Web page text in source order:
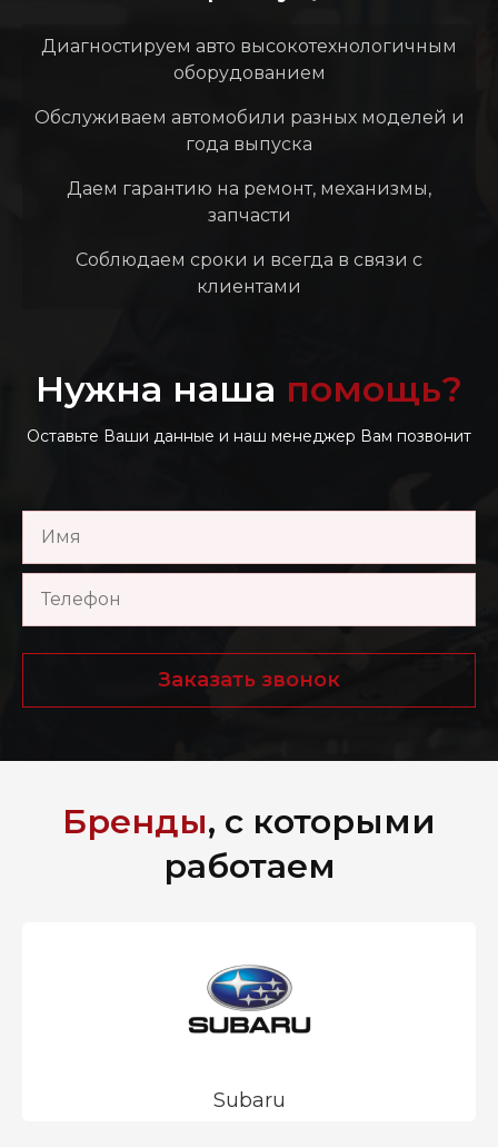
Диагностируем авто высокотехнологичным
оборудованием
Обслуживаем автомобили разных моделей и
года выпуска
Даем гарантию на ремонт, механизмы,
запчасти
Соблюдаем сроки и всегда в связи с
клиентами
Нужна наша помощь?
Оставьте Ваши данные и наш менеджер Вам позвонит
Заказать звонок
Бренды, с которыми
работаем
Subaru